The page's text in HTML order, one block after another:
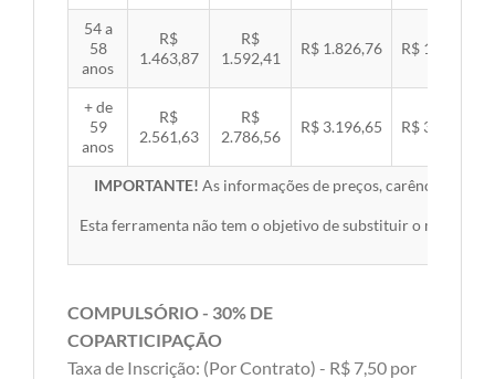
54 a
58
anos
R$
1.463,87
R$
1.592,41
R$ 1.826,76 R$ 1.882,45
+ de
59
anos
R$
2.561,63
R$
2.786,56
R$ 3.196,65 R$ 3.294,10
IMPORTANTE! As informações de preços, carências,
Esta ferramenta não tem o objetivo de substituir o material
COMPULSÓRIO - 30% DE
COPARTICIPAÇÃO
Taxa de Inscrição: (Por Contrato) - R$ 7,50 por